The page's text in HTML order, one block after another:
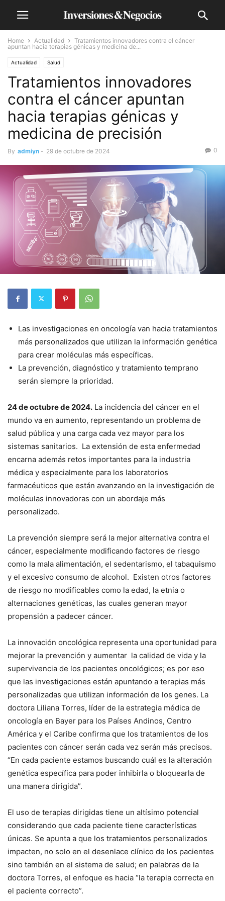
Home Actualidad
Tratamientos innovadores contra el cáncer
apuntan hacia terapias génicas y medicina de...
Actualidad Salud
Tratamientos innovadores
contra el cáncer apuntan
hacia terapias génicas y
medicina de precisión
By admiyn - 29 de octubre de 2024 0
Las investigaciones en oncología van hacia tratamientos
más personalizados que utilizan la información genética
para crear moléculas más específicas.
La prevención, diagnóstico y tratamiento temprano
serán siempre la prioridad.
24 de octubre de 2024. La incidencia del cáncer en el
mundo va en aumento, representando un problema de
salud pública y una carga cada vez mayor para los
sistemas sanitarios. La extensión de esta enfermedad
encarna además retos importantes para la industria
médica y especialmente para los laboratorios
farmacéuticos que están avanzando en la investigación de
moléculas innovadoras con un abordaje más
personalizado.
La prevención siempre será la mejor alternativa contra el
cáncer, especialmente modificando factores de riesgo
como la mala alimentación, el sedentarismo, el tabaquismo
y el excesivo consumo de alcohol. Existen otros factores
de riesgo no modificables como la edad, la etnia o
alternaciones genéticas, las cuales generan mayor
propensión a padecer cáncer.
La innovación oncológica representa una oportunidad para
mejorar la prevención y aumentar la calidad de vida y la
supervivencia de los pacientes oncológicos; es por eso
que las investigaciones están apuntando a terapias más
personalizadas que utilizan información de los genes. La
doctora Liliana Torres, líder de la estrategia médica de
oncología en Bayer para los Países Andinos, Centro
América y el Caribe confirma que los tratamientos de los
pacientes con cáncer serán cada vez serán más precisos.
“En cada paciente estamos buscando cuál es la alteración
genética específica para poder inhibirla o bloquearla de
una manera dirigida”.
El uso de terapias dirigidas tiene un altísimo potencial
considerando que cada paciente tiene características
únicas. Se apunta a que los tratamientos personalizados
impacten, no solo en el desenlace clínico de los pacientes
sino también en el sistema de salud; en palabras de la
doctora Torres, el enfoque es hacia “la terapia correcta en
el paciente correcto”.